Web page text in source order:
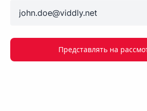
Представлять на